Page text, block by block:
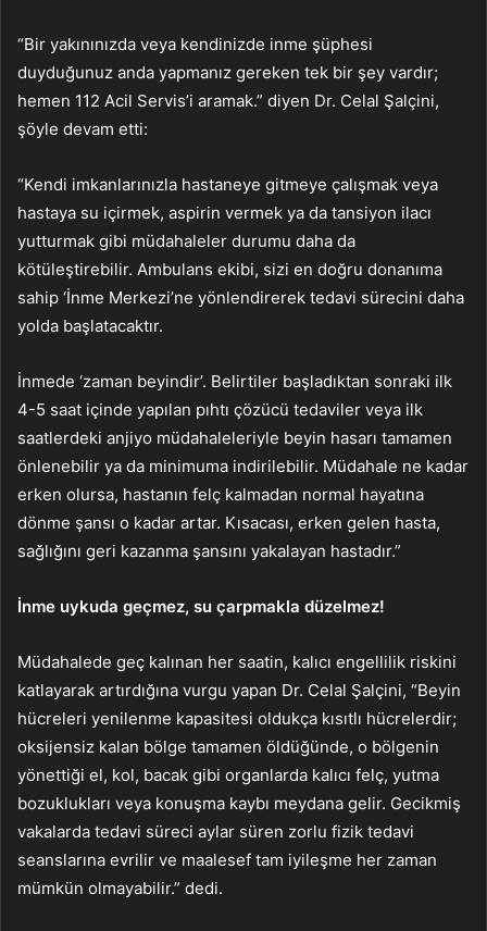
“Bir yakınınızda veya kendinizde inme şüphesi
duyduğunuz anda yapmanız gereken tek bir şey vardır;
hemen 112 Acil Servis’i aramak.” diyen Dr. Celal Şalçini,
şöyle devam etti:
“Kendi imkanlarınızla hastaneye gitmeye çalışmak veya
hastaya su içirmek, aspirin vermek ya da tansiyon ilacı
yutturmak gibi müdahaleler durumu daha da
kötüleştirebilir. Ambulans ekibi, sizi en doğru donanıma
sahip ‘İnme Merkezi’ne yönlendirerek tedavi sürecini daha
yolda başlatacaktır.
İnmede ‘zaman beyindir’. Belirtiler başladıktan sonraki ilk
4-5 saat içinde yapılan pıhtı çözücü tedaviler veya ilk
saatlerdeki anjiyo müdahaleleriyle beyin hasarı tamamen
önlenebilir ya da minimuma indirilebilir. Müdahale ne kadar
erken olursa, hastanın felç kalmadan normal hayatına
dönme şansı o kadar artar. Kısacası, erken gelen hasta,
sağlığını geri kazanma şansını yakalayan hastadır.”
İnme uykuda geçmez, su çarpmakla düzelmez!
Müdahalede geç kalınan her saatin, kalıcı engellilik riskini
katlayarak artırdığına vurgu yapan Dr. Celal Şalçini, “Beyin
hücreleri yenilenme kapasitesi oldukça kısıtlı hücrelerdir;
oksijensiz kalan bölge tamamen öldüğünde, o bölgenin
yönettiği el, kol, bacak gibi organlarda kalıcı felç, yutma
bozuklukları veya konuşma kaybı meydana gelir. Gecikmiş
vakalarda tedavi süreci aylar süren zorlu fizik tedavi
seanslarına evrilir ve maalesef tam iyileşme her zaman
mümkün olmayabilir.” dedi.